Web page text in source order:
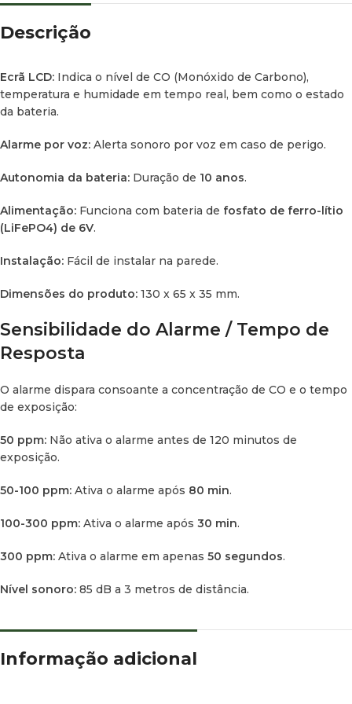
Descrição
Ecrã LCD: Indica o nível de CO (Monóxido de Carbono),
temperatura e humidade em tempo real, bem como o estado
da bateria.
Alarme por voz: Alerta sonoro por voz em caso de perigo.
Autonomia da bateria: Duração de 10 anos.
Alimentação: Funciona com bateria de fosfato de ferro-lítio
(LiFePO4) de 6V.
Instalação: Fácil de instalar na parede.
Dimensões do produto: 130 x 65 x 35 mm.
Sensibilidade do Alarme / Tempo de
Resposta
O alarme dispara consoante a concentração de CO e o tempo
de exposição:
50 ppm: Não ativa o alarme antes de 120 minutos de
exposição.
50-100 ppm: Ativa o alarme após 80 min.
100-300 ppm: Ativa o alarme após 30 min.
300 ppm: Ativa o alarme em apenas 50 segundos.
Nível sonoro: 85 dB a 3 metros de distância.
Informação adicional